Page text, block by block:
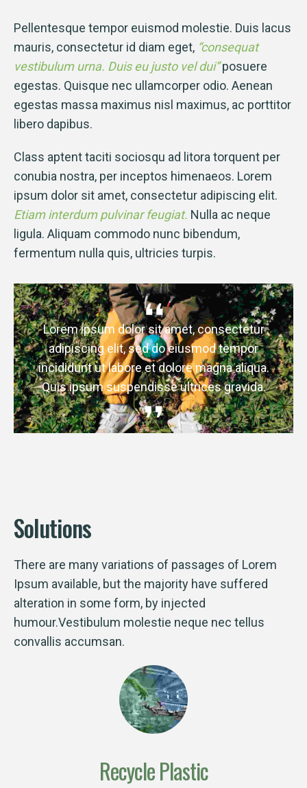
Pellentesque tempor euismod molestie. Duis lacus
mauris, consectetur id diam eget, “consequat
vestibulum urna. Duis eu justo vel dui”posuere
egestas. Quisque nec ullamcorper odio. Aenean
egestas massa maximus nisl maximus, ac porttitor
libero dapibus.
Class aptent taciti sociosqu ad litora torquent per
conubia nostra, per inceptos himenaeos. Lorem
ipsum dolor sit amet, consectetur adipiscing elit.
Etiam interdum pulvinar feugiat. Nulla ac neque
ligula. Aliquam commodo nunc bibendum,
fermentum nulla quis, ultricies turpis.
Lorem ipsum dolor sit amet, consectetur
adipiscing elit, sed do eiusmod tempor
incididunt ut labore et dolore magna aliqua.
Quis ipsum suspendisse ultrices gravida.
Solutions
There are many variations of passages of Lorem
Ipsum available, but the majority have suffered
alteration in some form, by injected
humour.Vestibulum molestie neque nec tellus
convallis accumsan.
Recycle Plastic